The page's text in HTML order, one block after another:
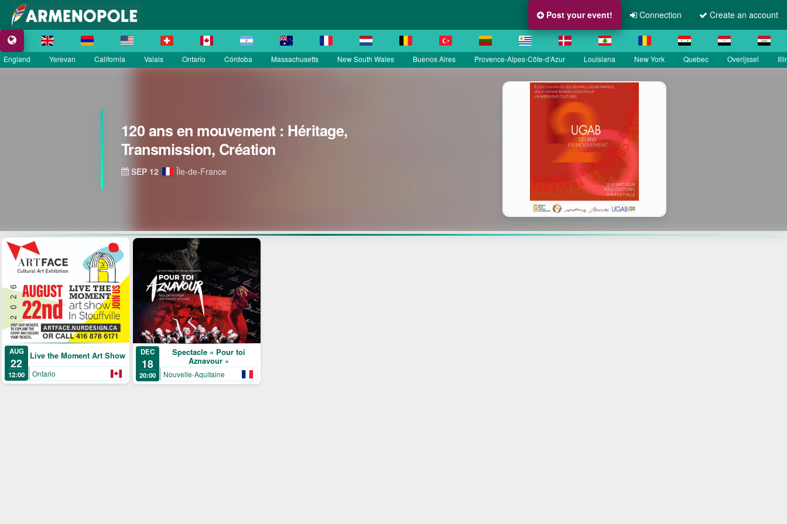
Post your event! Connection Create an account
England Yerevan California Valais Ontario Córdoba Massachusetts New South Wales Buenos Aires Provence-Alpes-Côte-d’Azur Louisiana New York Quebec Overijssel
120 ans en mouvement : Héritage,
Transmission, Création
SEP 12 Île-de-France
AUG
22
12:00
Live the Moment Art Show
Ontario
DEC
18
20:00
Spectacle « Pour toi
Aznavour »
Nouvelle-Aquitaine